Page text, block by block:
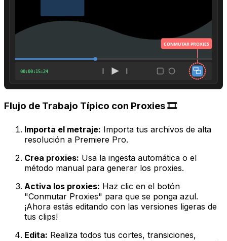
00:00:15:24
CONMUTAR PROXIES
Flujo de Trabajo Típico con Proxies 🎞️
Importa el metraje: Importa tus archivos de alta
resolución a Premiere Pro.
Crea proxies: Usa la ingesta automática o el
método manual para generar los proxies.
Activa los proxies: Haz clic en el botón
"Conmutar Proxies" para que se ponga azul.
¡Ahora estás editando con las versiones ligeras de
tus clips!
Edita: Realiza todos tus cortes, transiciones,